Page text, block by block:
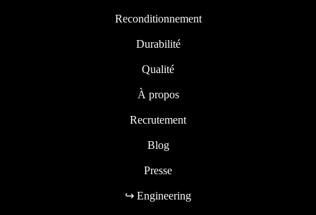
Reconditionnement
Durabilité
Qualité
À propos
Recrutement
Blog
Presse
↪ Engineering